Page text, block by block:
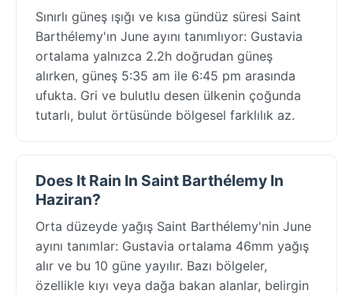
Sınırlı güneş ışığı ve kısa gündüz süresi Saint
Barthélemy'ın June ayını tanımlıyor: Gustavia
ortalama yalnızca 2.2h doğrudan güneş
alırken, güneş 5:35 am ile 6:45 pm arasında
ufukta. Gri ve bulutlu desen ülkenin çoğunda
tutarlı, bulut örtüsünde bölgesel farklılık az.
Does It Rain In Saint Barthélemy In
Haziran?
Orta düzeyde yağış Saint Barthélemy'nin June
ayını tanımlar: Gustavia ortalama 46mm yağış
alır ve bu 10 güne yayılır. Bazı bölgeler,
özellikle kıyı veya dağa bakan alanlar, belirgin